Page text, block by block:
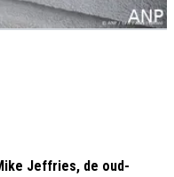
Mike Jeffries, de oud-